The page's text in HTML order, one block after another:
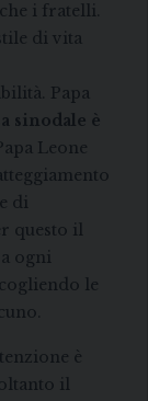
i fratelli.
di vita
Papa
sinodale è
Leone
di
questo il
ogni
le
è
il